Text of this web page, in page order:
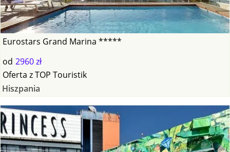
Eurostars Grand Marina *****
od 2960 zł
Oferta zTOP Touristik
Hiszpania